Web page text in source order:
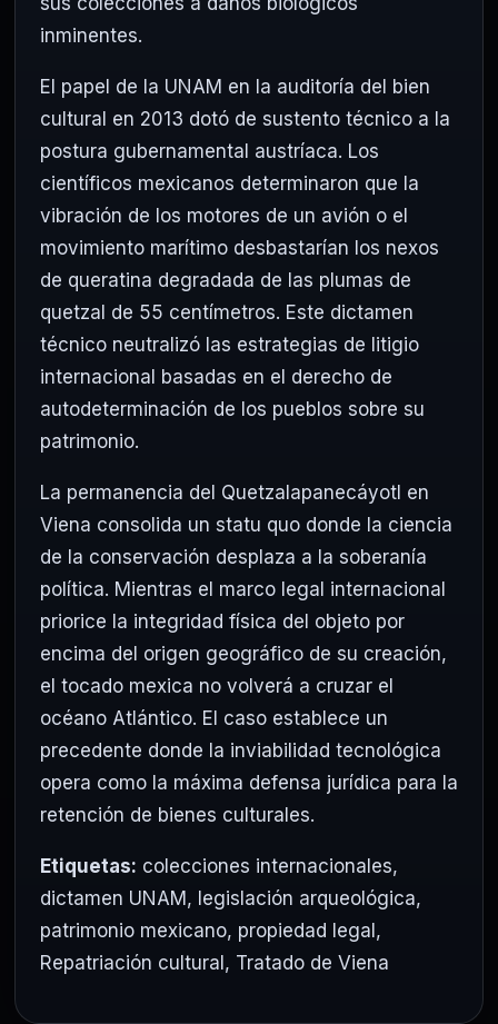
inminentes.
El papel de la UNAM en la auditoría del bien
cultural en 2013 dotó de sustento técnico a la
postura gubernamental austríaca. Los
científicos mexicanos determinaron que la
vibración de los motores de un avión o el
movimiento marítimo desbastarían los nexos
de queratina degradada de las plumas de
quetzal de 55 centímetros. Este dictamen
técnico neutralizó las estrategias de litigio
internacional basadas en el derecho de
autodeterminación de los pueblos sobre su
patrimonio.
La permanencia del Quetzalapanecáyotl en
Viena consolida un statu quo donde la ciencia
de la conservación desplaza a la soberanía
política. Mientras el marco legal internacional
priorice la integridad física del objeto por
encima del origen geográfico de su creación,
el tocado mexica no volverá a cruzar el
océano Atlántico. El caso establece un
precedente donde la inviabilidad tecnológica
opera como la máxima defensa jurídica para la
retención de bienes culturales.
Etiquetas: colecciones internacionales,
dictamen UNAM , legislación arqueológica,
patrimonio mexicano, propiedad legal ,
Repatriación cultural , Tratado de Viena